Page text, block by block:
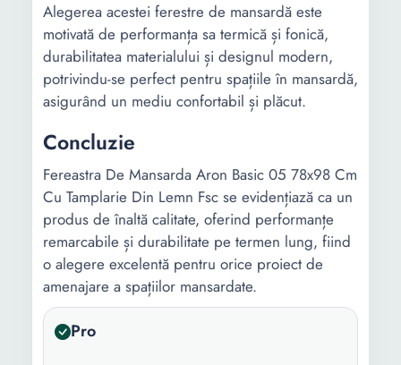
Alegerea acestei ferestre de mansardă este
motivată de performanța sa termică și fonică,
durabilitatea materialului și designul modern,
potrivindu-se perfect pentru spațiile în mansardă,
asigurând un mediu confortabil și plăcut.
Concluzie
Fereastra De Mansarda Aron Basic 05 78x98 Cm
Cu Tamplarie Din Lemn Fsc se evidențiază ca un
produs de înaltă calitate, oferind performanțe
remarcabile și durabilitate pe termen lung, fiind
o alegere excelentă pentru orice proiect de
amenajare a spațiilor mansardate.
Pro